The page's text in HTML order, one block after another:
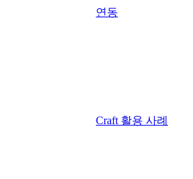
연동
Craft 활용 사례